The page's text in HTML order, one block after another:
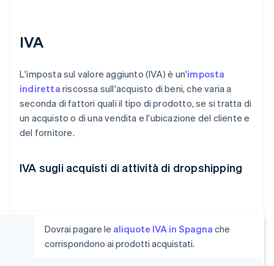
IVA
L'imposta sul valore aggiunto (IVA) è un'imposta
indiretta riscossa sull'acquisto di beni, che varia a
seconda di fattori quali il tipo di prodotto, se si tratta di
un acquisto o di una vendita e l'ubicazione del cliente e
del fornitore.
IVA sugli acquisti di attività di dropshipping
Dovrai pagare le aliquote IVA in Spagna che
corrispondono ai prodotti acquistati.